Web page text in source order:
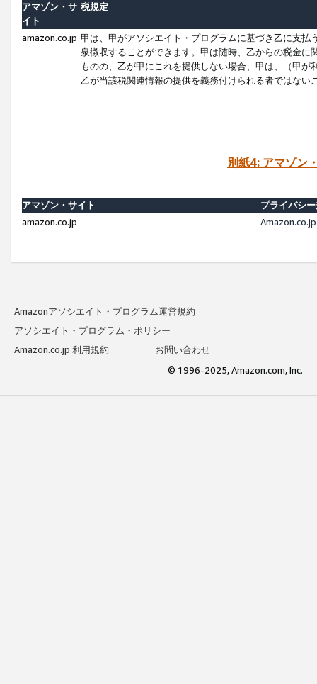
アマゾン・サ
イト
税規定
amazon.co.jp 甲は、甲がアソシエイト・プログラムに基づき乙に支
泉徴収することができます。甲は随時、乙からの税金
ものの、乙が甲にこれを提供しない場合、甲は、（甲
乙が当該税関連情報の提供を義務付けられる者ではな
別紙4: アマゾン
アマゾン・サイト
プライバシ
amazon.co.jp
Amazonアソシエイト・プログラム運営規約
アソシエイト・プログラム・ポリシー
Amazon.co.jp 利用規約
お問い合わせ
© 1996-2025, Amazon.com, Inc.